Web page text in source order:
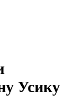
Усику